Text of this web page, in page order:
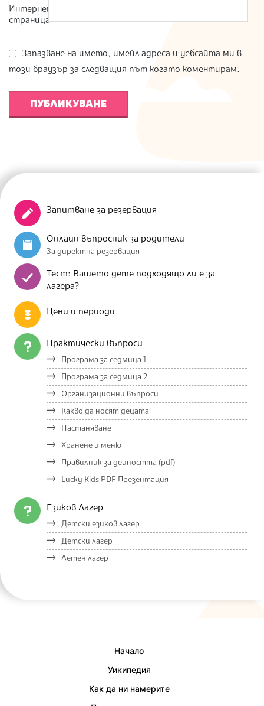
Интернет
страница
Запазване на името, имейл адреса и уебсайта ми в
този браузър за следващия път когато коментирам.
Запитване за резервация
Онлайн въпросник за родители
За директна резервация
Тест: Вашето дете подходящо ли е за
лагера?
Цени и периоди
Практически въпроси
Програма за седмица 1
Програма за седмица 2
Организационни въпроси
Какво да носят децата
Настаняване
Хранене и меню
Правилник за дейността (pdf)
Lucky Kids PDF Презентация
Езиков Лагер
Детски езиков лагер
Детски лагер
Летен лагер
Начало
Уикипедия
Как да ни намерите